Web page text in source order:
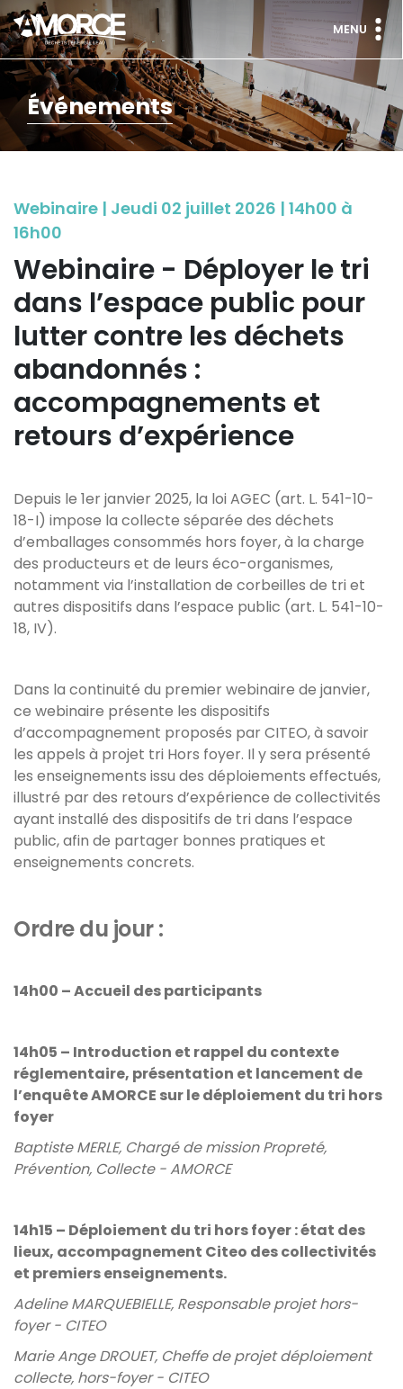
MENU
Événements
Webinaire | Jeudi 02 juillet 2026 | 14h00 à
16h00
Webinaire - Déployer le tri
dans l’espace public pour
lutter contre les déchets
abandonnés :
accompagnements et
retours d’expérience
Depuis le 1er janvier 2025, la loi AGEC (art. L. 541-10-
18-I) impose la collecte séparée des déchets
d’emballages consommés hors foyer, à la charge
des producteurs et de leurs éco-organismes,
notamment via l’installation de corbeilles de tri et
autres dispositifs dans l’espace public (art. L. 541-10-
18, IV).
Dans la continuité du premier webinaire de janvier,
ce webinaire présente les dispositifs
d’accompagnement proposés par CITEO, à savoir
les appels à projet tri Hors foyer. Il y sera présenté
les enseignements issu des déploiements effectués,
illustré par des retours d’expérience de collectivités
ayant installé des dispositifs de tri dans l’espace
public, afin de partager bonnes pratiques et
enseignements concrets.
Ordre du jour :
14h00 – Accueil des participants
14h05 – Introduction et rappel du contexte
réglementaire, présentation et lancement de
l’enquête AMORCE sur le déploiement du tri hors
foyer
Baptiste MERLE, Chargé de mission Propreté,
Prévention, Collecte - AMORCE
14h15 – Déploiement du tri hors foyer : état des
lieux, accompagnement Citeo des collectivités
et premiers enseignements.
Adeline MARQUEBIELLE, Responsable projet hors-
foyer - CITEO
Marie Ange DROUET, Cheffe de projet déploiement
collecte, hors-foyer - CITEO